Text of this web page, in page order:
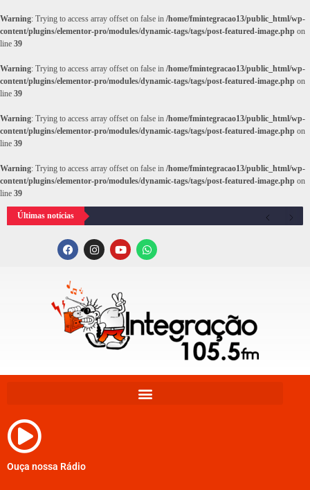
Warning: Trying to access array offset on false in /home/fmintegracao13/public_html/wp-
content/plugins/elementor-pro/modules/dynamic-tags/tags/post-featured-image.php on
line 39
Warning: Trying to access array offset on false in /home/fmintegracao13/public_html/wp-
content/plugins/elementor-pro/modules/dynamic-tags/tags/post-featured-image.php on
line 39
Warning: Trying to access array offset on false in /home/fmintegracao13/public_html/wp-
content/plugins/elementor-pro/modules/dynamic-tags/tags/post-featured-image.php on
line 39
Warning: Trying to access array offset on false in /home/fmintegracao13/public_html/wp-
content/plugins/elementor-pro/modules/dynamic-tags/tags/post-featured-image.php on
line 39
Últimas notícias
Ouça nossa Rádio